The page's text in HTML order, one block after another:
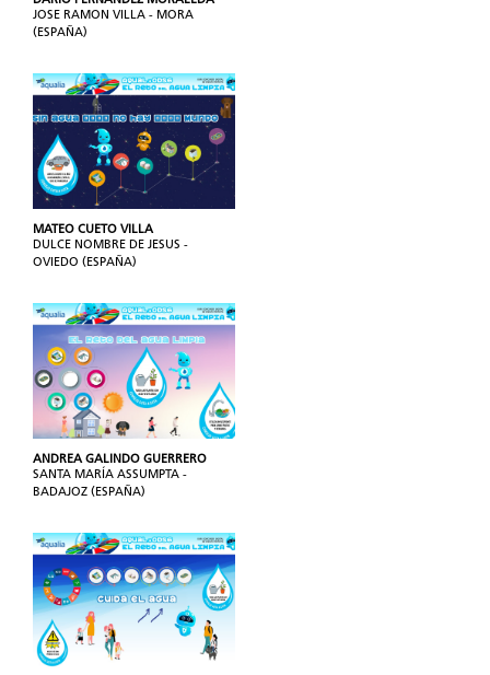
JOSE RAMON VILLA - MORA
(ESPAÑA)
MATEO CUETO VILLA
DULCE NOMBRE DE JESUS -
OVIEDO (ESPAÑA)
ANDREA GALINDO GUERRERO
SANTA MARÍA ASSUMPTA -
BADAJOZ (ESPAÑA)